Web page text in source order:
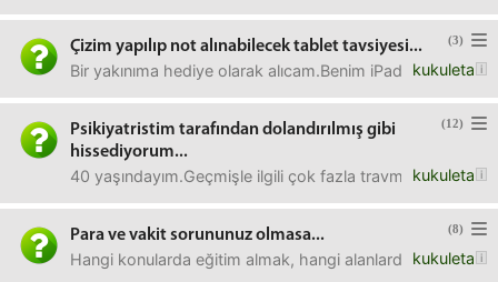
(3)
Çizim yapılıp not alınabilecek tablet tavsiyesi...
kukuleta
Bir yakınıma hediye olarak alıcam.Benim iPad mini'yi
(12)
Psikiyatristim tarafından dolandırılmış gibi
hissediyorum...
kukuleta
40 yaşındayım.Geçmişle ilgili çok fazla travmam
(8)
Para ve vakit sorununuz olmasa...
kukuleta
Hangi konularda eğitim almak, hangi alanlarda kendinizi